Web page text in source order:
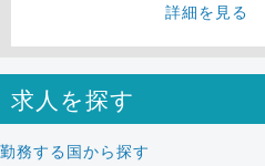
詳細を見る
求人を探す
勤務する国から探す